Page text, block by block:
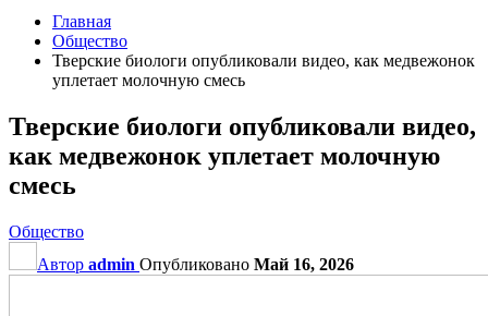
Главная
Общество
Тверские биологи опубликовали видео, как медвежонок
уплетает молочную смесь
Тверские биологи опубликовали видео,
как медвежонок уплетает молочную
смесь
Общество
Автор admin Опубликовано Май 16, 2026